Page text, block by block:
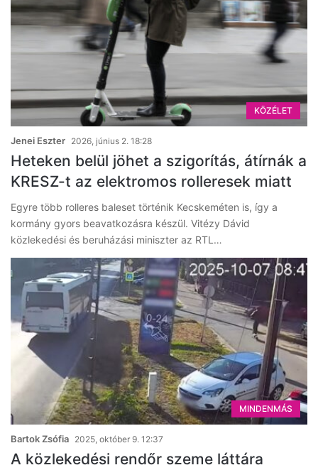
KÖZÉLET
Jenei Eszter 2026, június 2. 18:28
Heteken belül jöhet a szigorítás, átírnák a
KRESZ-t az elektromos rolleresek miatt
Egyre több rolleres baleset történik Kecskeméten is, így a
kormány gyors beavatkozásra készül. Vitézy Dávid
közlekedési és beruházási miniszter az RTL…
MINDENMÁS
Bartok Zsófia 2025, október 9. 12:37
A közlekedési rendőr szeme láttára